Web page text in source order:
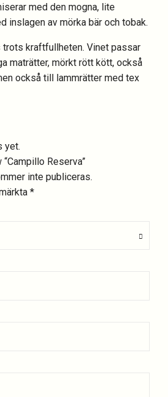
med den mogna, lite
inslagen av mörka bär och tobak.
trots kraftfullheten. Vinet passar
maträtter, mörkt rött kött, också
också till lammrätter med tex
yet.
Reserva”
inte publiceras.
*